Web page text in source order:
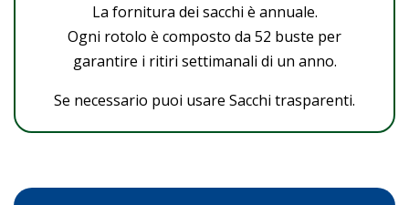
La fornitura dei sacchi è annuale.
Ogni rotolo è composto da 52 buste per
garantire i ritiri settimanali di un anno.
Se necessario puoi usare Sacchi trasparenti.